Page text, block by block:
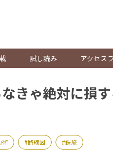
試し読み アクセス
きゃ絶対に損す
術 路線図 鉄旅